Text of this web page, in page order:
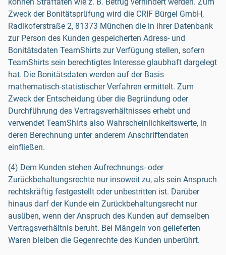
Zweck der Bonitätsprüfung wird die CRIF Bürgel GmbH,
Radlkoferstraße 2, 81373 München die in ihrer Datenbank
zur Person des Kunden gespeicherten Adress- und
Bonitätsdaten TeamShirts zur Verfügung stellen, sofern
TeamShirts sein berechtigtes Interesse glaubhaft dargelegt
hat. Die Bonitätsdaten werden auf der Basis
mathematisch-statistischer Verfahren ermittelt. Zum
Zweck der Entscheidung über die Begründung oder
Durchführung des Vertragsverhältnisses erhebt und
verwendet TeamShirts also Wahrscheinlichkeitswerte, in
deren Berechnung unter anderem Anschriftendaten
einfließen.
(4) Dem Kunden stehen Aufrechnungs- oder
Zurückbehaltungsrechte nur insoweit zu, als sein Anspruch
rechtskräftig festgestellt oder unbestritten ist. Darüber
hinaus darf der Kunde ein Zurückbehaltungsrecht nur
ausüben, wenn der Anspruch des Kunden auf demselben
Vertragsverhältnis beruht. Bei Mängeln von gelieferten
Waren bleiben die Gegenrechte des Kunden unberührt.